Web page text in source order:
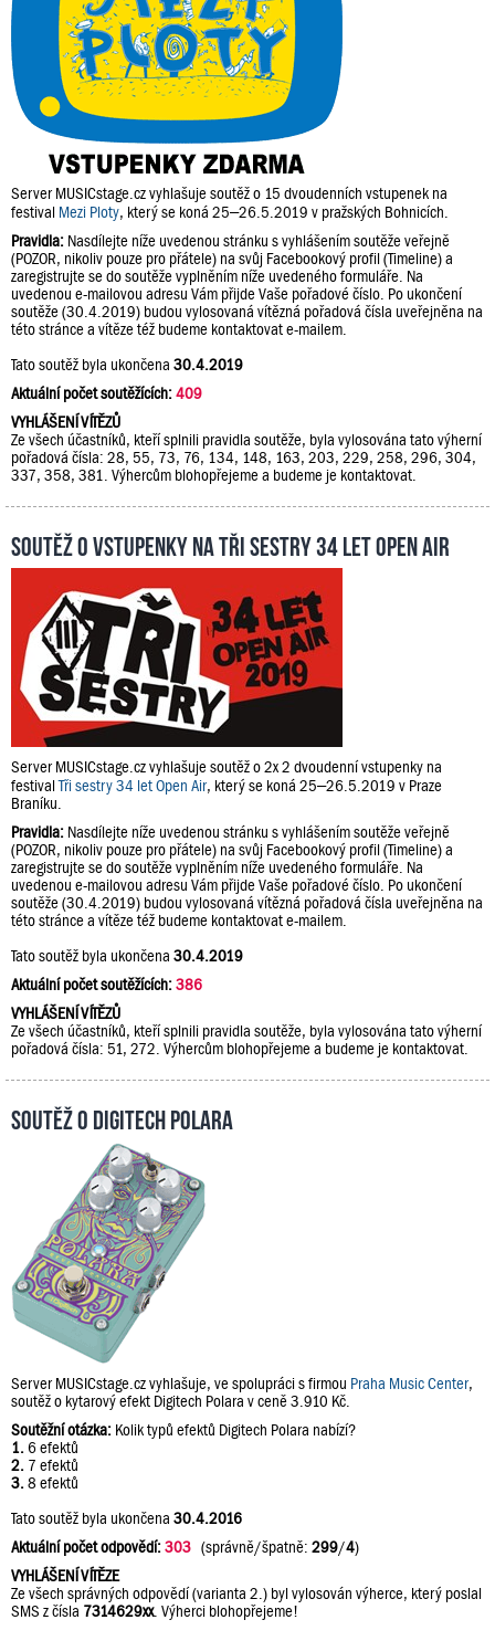
Server MUSICstage.cz vyhlašuje soutěž o 15 dvoudenních vstupenek na
festival Mezi Ploty, který se koná 25–26.5.2019 v pražských Bohnicích.
Pravidla: Nasdílejte níže uvedenou stránku s vyhlášením soutěže veřejně
(POZOR, nikoliv pouze pro přátele) na svůj Facebookový profil (Timeline) a
zaregistrujte se do soutěže vyplněním níže uvedeného formuláře. Na
uvedenou e-mailovou adresu Vám přijde Vaše pořadové číslo. Po ukončení
soutěže (30.4.2019) budou vylosovaná vítězná pořadová čísla uveřejněna na
této stránce a vítěze též budeme kontaktovat e-mailem.
Tato soutěž byla ukončena 30.4.2019
Aktuální počet soutěžících:409
VYHLÁŠENÍ VÍTĚZŮ
Ze všech účastníků, kteří splnili pravidla soutěže, byla vylosována tato výherní
pořadová čísla: 28, 55, 73, 76, 134, 148, 163, 203, 229, 258, 296, 304,
337, 358, 381. Výhercům blohopřejeme a budeme je kontaktovat.
Soutěž o vstupenky na Tři sestry 34 let Open Air
Server MUSICstage.cz vyhlašuje soutěž o 2x 2 dvoudenní vstupenky na
festivalTři sestry 34 let Open Air, který se koná 25–26.5.2019 v Praze
Braníku.
Pravidla: Nasdílejte níže uvedenou stránku s vyhlášením soutěže veřejně
(POZOR, nikoliv pouze pro přátele) na svůj Facebookový profil (Timeline) a
zaregistrujte se do soutěže vyplněním níže uvedeného formuláře. Na
uvedenou e-mailovou adresu Vám přijde Vaše pořadové číslo. Po ukončení
soutěže (30.4.2019) budou vylosovaná vítězná pořadová čísla uveřejněna na
této stránce a vítěze též budeme kontaktovat e-mailem.
Tato soutěž byla ukončena 30.4.2019
Aktuální počet soutěžících:386
VYHLÁŠENÍ VÍTĚZŮ
Ze všech účastníků, kteří splnili pravidla soutěže, byla vylosována tato výherní
pořadová čísla: 51, 272. Výhercům blohopřejeme a budeme je kontaktovat.
Soutěž o Digitech Polara
Server MUSICstage.cz vyhlašuje, ve spolupráci s firmou Praha Music Center,
soutěž o kytarový efekt Digitech Polara v ceně 3.910 Kč.
Soutěžní otázka: Kolik typů efektů Digitech Polara nabízí?
1. 6 efektů
2. 7 efektů
3. 8 efektů
Tato soutěž byla ukončena 30.4.2016
Aktuální počet odpovědí:303 (správně/špatně: 299/4)
VYHLÁŠENÍ VÍTĚZE
Ze všech správných odpovědí (varianta 2.) byl vylosován výherce, který poslal
SMS z čísla 7314629xx. Výherci blohopřejeme!